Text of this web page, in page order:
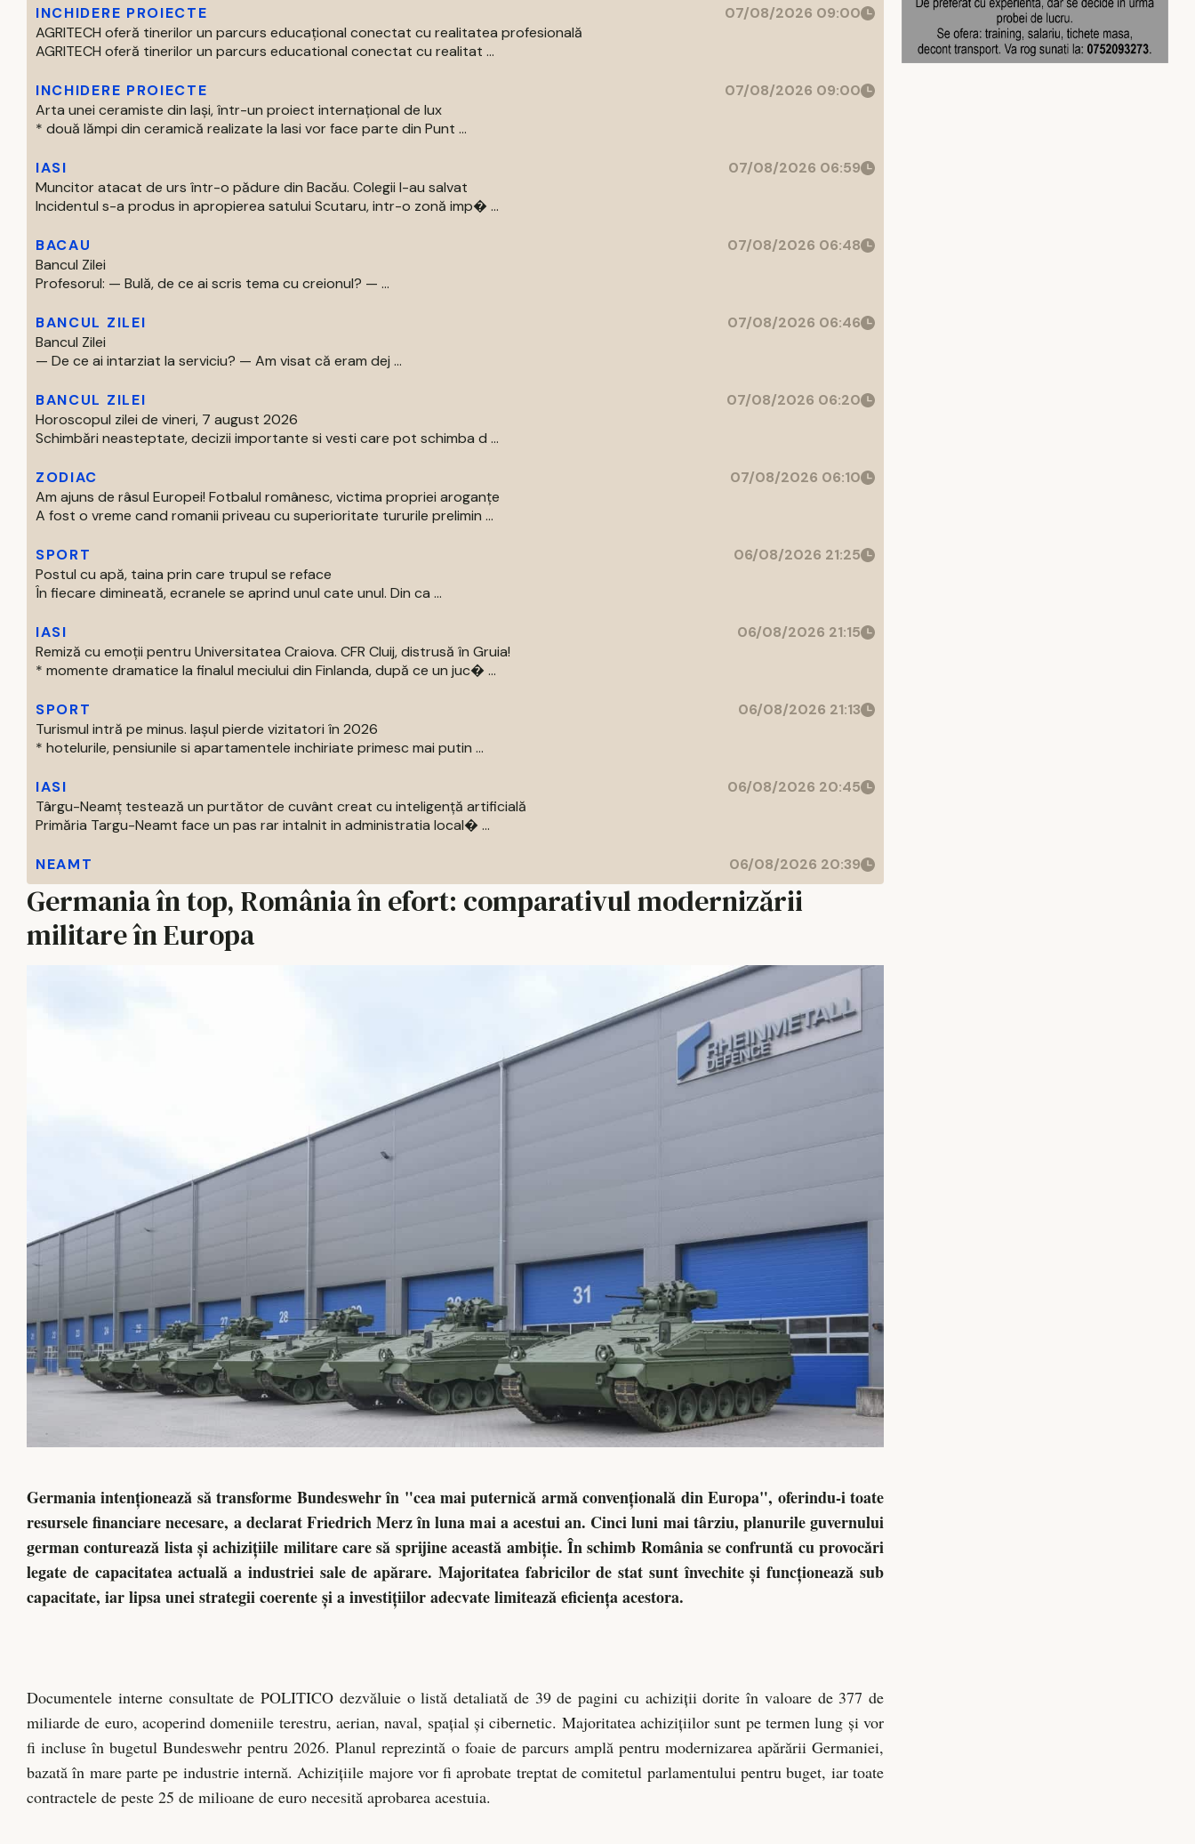
INCHIDERE PROIECTE
07/08/2026 09:00
AGRITECH oferă tinerilor un parcurs educațional conectat cu realitatea profesională
AGRITECH oferă tinerilor un parcurs educational conectat cu realitat ...
INCHIDERE PROIECTE
07/08/2026 09:00
Arta unei ceramiste din Iași, într-un proiect internațional de lux
* două lămpi din ceramică realizate la Iasi vor face parte din Punt ...
IASI
07/08/2026 06:59
Muncitor atacat de urs într-o pădure din Bacău. Colegii l-au salvat
Incidentul s-a produs in apropierea satului Scutaru, intr-o zonă imp� ...
BACAU
07/08/2026 06:48
Bancul Zilei
Profesorul: — Bulă, de ce ai scris tema cu creionul? — ...
BANCUL ZILEI
07/08/2026 06:46
Bancul Zilei
— De ce ai intarziat la serviciu? — Am visat că eram dej ...
BANCUL ZILEI
07/08/2026 06:20
Horoscopul zilei de vineri, 7 august 2026
Schimbări neasteptate, decizii importante si vesti care pot schimba d ...
ZODIAC
07/08/2026 06:10
Am ajuns de râsul Europei! Fotbalul românesc, victima propriei aroganțe
A fost o vreme cand romanii priveau cu superioritate tururile prelimin ...
SPORT
06/08/2026 21:25
Postul cu apă, taina prin care trupul se reface
În fiecare dimineată, ecranele se aprind unul cate unul. Din ca ...
IASI
06/08/2026 21:15
Remiză cu emoții pentru Universitatea Craiova. CFR Cluij, distrusă în Gruia!
* momente dramatice la finalul meciului din Finlanda, după ce un juc� ...
SPORT
06/08/2026 21:13
Turismul intră pe minus. Iașul pierde vizitatori în 2026
* hotelurile, pensiunile si apartamentele inchiriate primesc mai putin ...
IASI
06/08/2026 20:45
Târgu-Neamț testează un purtător de cuvânt creat cu inteligență artificială
Primăria Targu-Neamt face un pas rar intalnit in administratia local� ...
NEAMT 06/08/2026 20:39
Germania în top, România în efort: comparativul modernizării
militare în Europa
Germania intenționează să transforme Bundeswehr în "cea mai puternică armă convențională din Europa", oferindu-i toate
resursele financiare necesare, a declarat Friedrich Merz în luna mai a acestui an. Cinci luni mai târziu, planurile guvernului
german conturează lista și achizițiile militare care să sprijine această ambiție. În schimb România se confruntă cu provocări
legate de capacitatea actuală a industriei sale de apărare. Majoritatea fabricilor de stat sunt învechite și funcționează sub
capacitate, iar lipsa unei strategii coerente și a investițiilor adecvate limitează eficiența acestora.
Documentele interne consultate de POLITICO dezvăluie o listă detaliată de 39 de pagini cu achiziții dorite în valoare de 377 de
miliarde de euro, acoperind domeniile terestru, aerian, naval, spațial și cibernetic. Majoritatea achizițiilor sunt pe termen lung și vor
fi incluse în bugetul Bundeswehr pentru 2026. Planul reprezintă o foaie de parcurs amplă pentru modernizarea apărării Germaniei,
bazată în mare parte pe industrie internă. Achizițiile majore vor fi aprobate treptat de comitetul parlamentului pentru buget, iar toate
contractele de peste 25 de milioane de euro necesită aprobarea acestuia.